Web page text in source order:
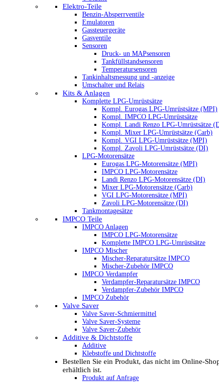
Elektro-Teile
Benzin-Absperrventile
Emulatoren
Gassteuergeräte
Gasventile
Sensoren
Druck- un MAPsensoren
Tankfüllstandsensoren
Temperatursensoren
Tankinhaltsmessung und -anzeige
Umschalter und Relais
Kits & Anlagen
Komplette LPG-Umrüstsätze
Kompl. Eurogas LPG-Umrüstsätze (MPI)
Kompl. IMPCO LPG-Umrüstsätze
Kompl. Landi Renzo LPG-Umrüstsätze
Kompl. Mixer LPG-Umrüstsätze (Carb)
Kompl. VGI LPG-Umrüstsätze (MPI)
Kompl. Zavoli LPG-Umrüstsätze (DI)
LPG-Motorensätze
Eurogas LPG-Motorensätze (MPI)
IMPCO LPG-Motorensätze
Landi Renzo LPG-Motorensätze (DI)
Mixer LPG-Motorensätze (Carb)
VGI LPG-Motorensätze (MPI)
Zavoli LPG-Motorensätze (DI)
Tankmontagesätze
IMPCO Teile
IMPCO Anlagen
IMPCO LPG-Motorensätze
Komplette IMPCO LPG-Umrüstsätze
IMPCO Mischer
Mischer-Reparatursätze IMPCO
Mischer-Zubehör IMPCO
IMPCO Verdampfer
Verdampfer-Reparatursätze IMPCO
Verdampfer-Zubehör IMPCO
IMPCO Zubehör
Valve Saver
Valve Saver-Schmiermittel
Valve Saver-Systeme
Valve Saver-Zubehör
Additive & Dichtstoffe
Additive
Klebstoffe und Dichtstoffe
Bestellen Sie ein Produkt, das nicht im Online-
erhältlich ist.
Produkt auf Anfrage